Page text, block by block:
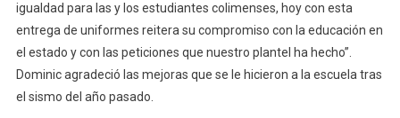
igualdad para las y los estudiantes colimenses, hoy con esta
entrega de uniformes reitera su compromiso con la educación en
el estado y con las peticiones que nuestro plantel ha hecho”.
Dominic agradeció las mejoras que se le hicieron a la escuela tras
el sismo del año pasado.